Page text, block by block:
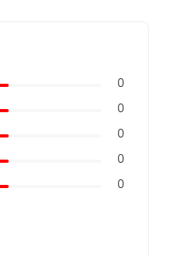
0
0
0
0
0